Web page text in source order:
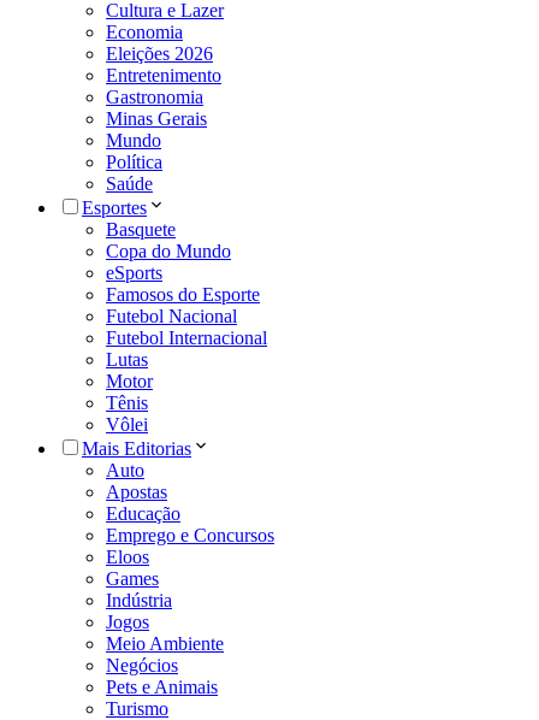
Cultura e Lazer
Economia
Eleições 2026
Entretenimento
Gastronomia
Minas Gerais
Mundo
Política
Saúde
Esportes
Basquete
Copa do Mundo
eSports
Famosos do Esporte
Futebol Nacional
Futebol Internacional
Lutas
Motor
Tênis
Vôlei
Mais Editorias
Auto
Apostas
Educação
Emprego e Concursos
Eloos
Games
Indústria
Jogos
Meio Ambiente
Negócios
Pets e Animais
Turismo